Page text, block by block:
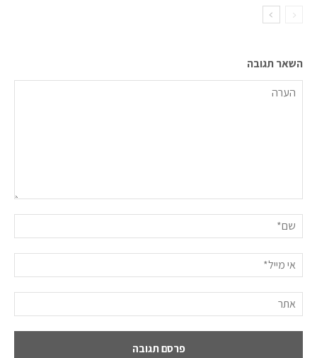
השאר תגובה